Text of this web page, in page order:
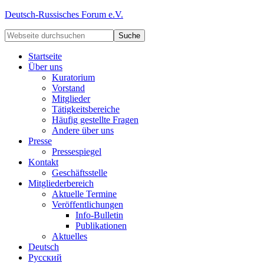
Deutsch-Russisches Forum e.V.
Startseite
Über uns
Kuratorium
Vorstand
Mitglieder
Tätigkeitsbereiche
Häufig gestellte Fragen
Andere über uns
Presse
Pressespiegel
Kontakt
Geschäftsstelle
Mitgliederbereich
Aktuelle Termine
Veröffentlichungen
Info-Bulletin
Publikationen
Aktuelles
Deutsch
Русский